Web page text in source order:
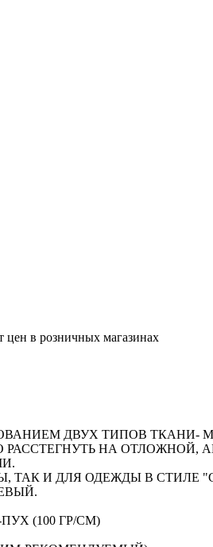
цен в розничных магазинах
ДВУХ ТИПОВ ТКАНИ-
НА ОТЛОЖНОЙ,
И ДЛЯ ОДЕЖДЫ В СТИЛЕ
(100 ГР/СМ)